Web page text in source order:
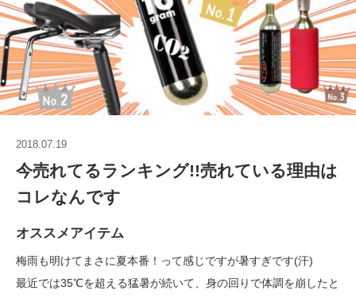
2018.07.19
今売れてるランキング!!売れている理由は
コレなんです
オススメアイテム
梅雨も明けてまさに夏本番！って感じですが暑すぎです(汗)
最近では35℃を超える猛暑が続いて、身の回りで体調を崩したと